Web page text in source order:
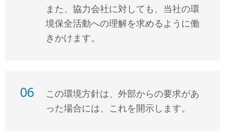
また、協力会社に対しても、当社の環
境保全活動への理解を求めるように働
きかけます。
06
この環境方針は、外部からの要求があ
った場合には、これを開示します。